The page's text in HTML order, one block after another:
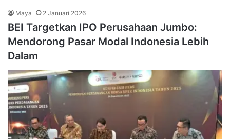
Maya 2 Januari 2026
BEI Targetkan IPO Perusahaan Jumbo:
Mendorong Pasar Modal Indonesia Lebih
Dalam